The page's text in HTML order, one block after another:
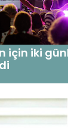
için iki